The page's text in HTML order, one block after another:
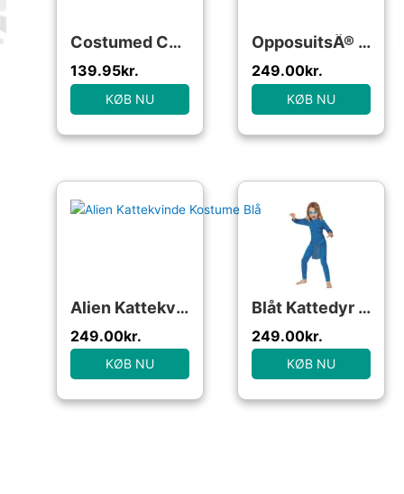
Costumed Cats spil
139.95kr.
KØB NU
OpposuitsÂ® Orange Kat Børneonesie
249.00kr.
KØB NU
Alien Kattekvinde Kostume Blå
249.00kr.
KØB NU
Blåt Kattedyr Børnekostume
249.00kr.
KØB NU